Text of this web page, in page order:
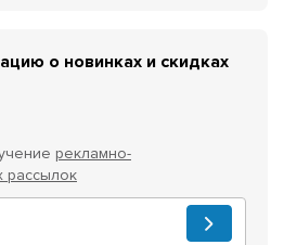
о новинках и скидках
рекламно-
рассылок